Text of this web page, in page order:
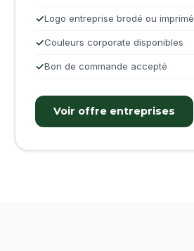
Logo entreprise brodé ou imprimé
Couleurs corporate disponibles
Bon de commande accepté
Voir offre entreprises